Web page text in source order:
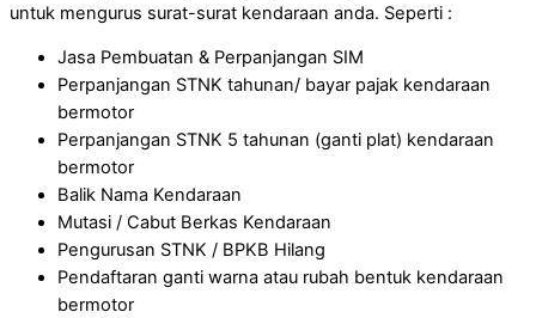
untuk mengurus surat-surat kendaraan anda. Seperti :
Jasa Pembuatan & Perpanjangan SIM
Perpanjangan STNK tahunan/ bayar pajak kendaraan
bermotor
Perpanjangan STNK 5 tahunan (ganti plat) kendaraan
bermotor
Balik Nama Kendaraan
Mutasi / Cabut Berkas Kendaraan
Pengurusan STNK / BPKB Hilang
Pendaftaran ganti warna atau rubah bentuk kendaraan
bermotor